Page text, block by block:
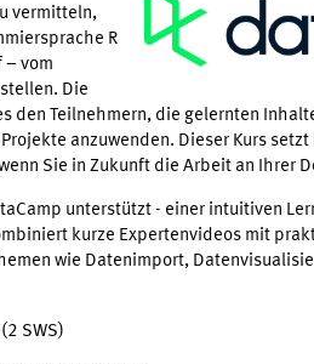
vermitteln,
R
vom
Die
den Teilnehmern, die gelernten
anzuwenden. Dieser Kurs
Sie in Zukunft die Arbeit an Ihrer
unterstützt - einer intuitiven
kurze Expertenvideos mit
wie Datenimport,
SWS)